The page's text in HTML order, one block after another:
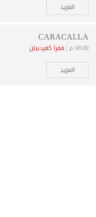
المزيد
CARACALLA
08:00 م |
فقرا كفردبيان
المزيد